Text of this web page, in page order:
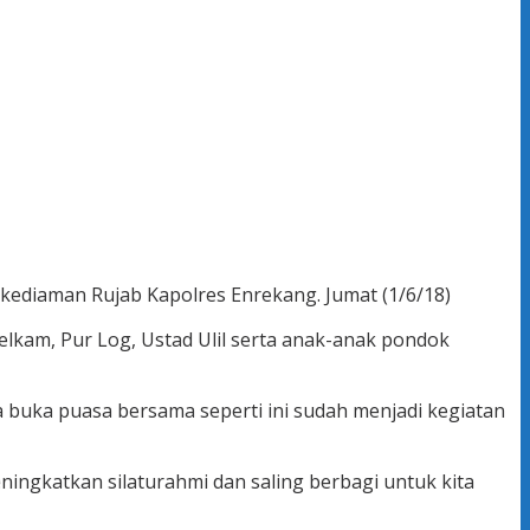
Rujab Kapolres Enrekang. Jumat (1/6/18)
Pur Log, Ustad Ulil serta anak-anak pondok
puasa bersama seperti ini sudah menjadi kegiatan
silaturahmi dan saling berbagi untuk kita